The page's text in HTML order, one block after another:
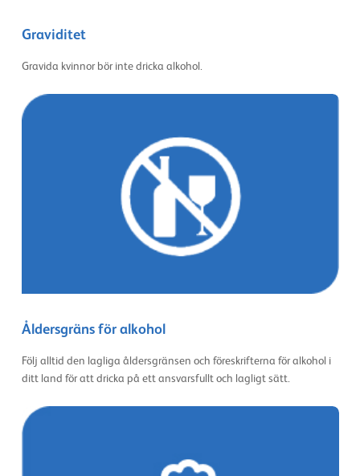
Graviditet
Gravida kvinnor bör inte dricka alkohol.
Åldersgräns för alkohol
Följ alltid den lagliga åldersgränsen och föreskrifterna för alkohol i
ditt land för att dricka på ett ansvarsfullt och lagligt sätt.